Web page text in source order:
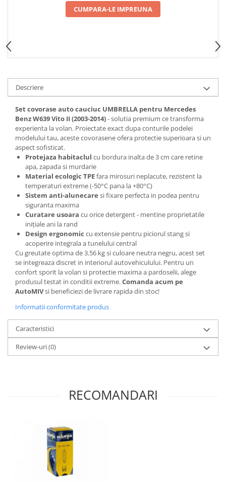
Spray Curatare Frane
Curatare si Detailing Interior
Curatare si Detailing Exterior
Articole Auto Sezoniere
Produse de Iarna
Cabluri Pornire
Produse de Vara
Blog
CUMPARA-LE IMPREUNA
Descriere
Set covorase auto cauciuc UMBRELLA pentru Mercedes
Benz W639 Vito II (2003-2014)- solutia premium ce transforma
experienta la volan. Proiectate exact dupa conturile podelei
modelului tau, aceste covorasene ofera protectie superioara si un
aspect sofisticat.
Protejaza habitaclul cu bordura inalta de 3 cm care retine
apa, zapada si murdarie
Material ecologic TPEfara mirosuri neplacute, rezistent la
temperaturi extreme (-50°C pana la +80°C)
Sistem anti-alunecare si fixare perfecta in podea pentru
siguranta maxima
Curatare usoara cu orice detergent - mentine proprietatile
inițiale ani la rand
Design ergonomic cu extensie pentru piciorul stang si
acoperire integrala a tunelului central
Cu greutate optima de 3.56 kg si culoare neutra negru, acest set
se integreaza discret in interiorul autovehiculului. Pentru un
confort sporit la volan si protectie maxima a pardoselii, alege
produsul testat in conditii extreme.Comanda acum pe
AutoMIVsi beneficiezi de livrare rapida din stoc!
Informatii conformitate produs
Caracteristici
Review-uri(0)
RECOMANDARI